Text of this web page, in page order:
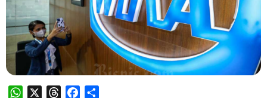
WhatsApp ThreadsFacebook